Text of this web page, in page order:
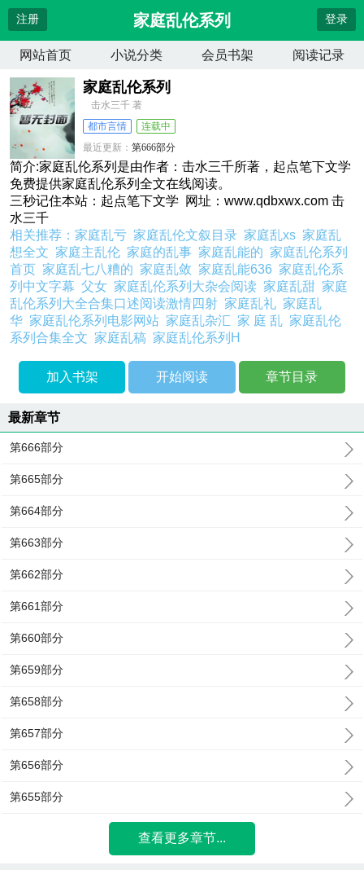
注册 家庭乱伦系列 登录
网站首页 小说分类 会员书架 阅读记录
家庭乱伦系列
击水三千 著
都市言情
连载中
最近更新：第666部分
更新时间：2026-04-11 03:51:42
简介:家庭乱伦系列是由作者：击水三千所著，起点笔下文学
免费提供家庭乱伦系列全文在线阅读。
三秒记住本站：起点笔下文学 网址：www.qdbxwx.com 击
水三千
相关推荐： 家庭乱亏 家庭乱伦文叙目录 家庭乱xs 家庭乱
想全文 家庭主乱伦 家庭的乱事 家庭乱能的 家庭乱伦系列
首页 家庭乱七八糟的 家庭乱敛 家庭乱能636 家庭乱伦系
列中文字幕父女 家庭乱伦系列大杂会阅读 家庭乱甜 家庭
乱伦系列大全合集口述阅读激情四射 家庭乱礼 家庭乱
华 家庭乱伦系列电影网站 家庭乱杂汇 家 庭 乱 家庭乱伦
系列合集全文 家庭乱稿 家庭乱伦系列H
加入书架 开始阅读 章节目录
最新章节
第666部分
第665部分
第664部分
第663部分
第662部分
第661部分
第660部分
第659部分
第658部分
第657部分
第656部分
第655部分
查看更多章节...